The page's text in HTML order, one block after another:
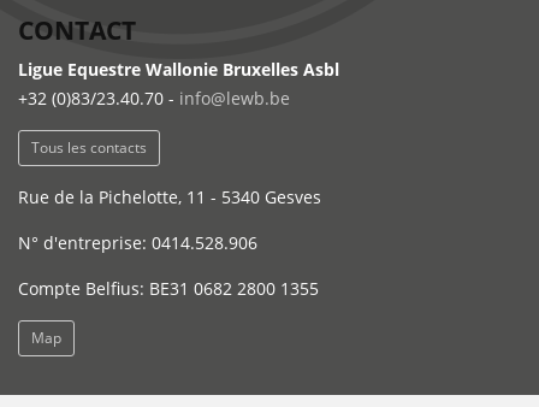
CONTACT
Ligue Equestre Wallonie Bruxelles Asbl
+32 (0)83/23.40.70 - info@lewb.be
Tous les contacts
Rue de la Pichelotte, 11 - 5340 Gesves
N° d'entreprise: 0414.528.906
Compte Belfius: BE31 0682 2800 1355
Map